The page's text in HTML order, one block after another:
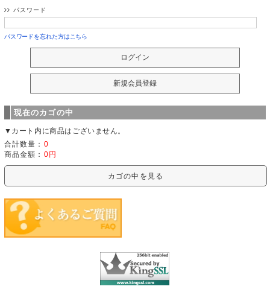
パスワード
パスワードを忘れた方はこちら
現在のカゴの中
▼カート内に商品はございません。
合計数量： 0
商品金額： 0円
カゴの中を見る